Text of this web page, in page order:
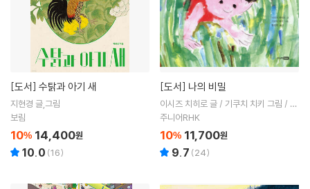
[도서] 수탉과 아기 새
지현경 글,그림
보림
10% 14,400원
10.0 (16)
[도서] 나의 비밀
이시즈 치히로 글 / 기쿠치 치키 그림 / 황
진희 역
주니어RHK
10% 11,700원
9.7 (24)